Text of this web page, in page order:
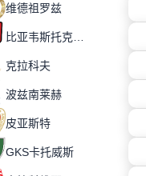
维德祖罗兹
克拉科夫
波兹南莱赫
皮亚斯特
GKS卡托威斯